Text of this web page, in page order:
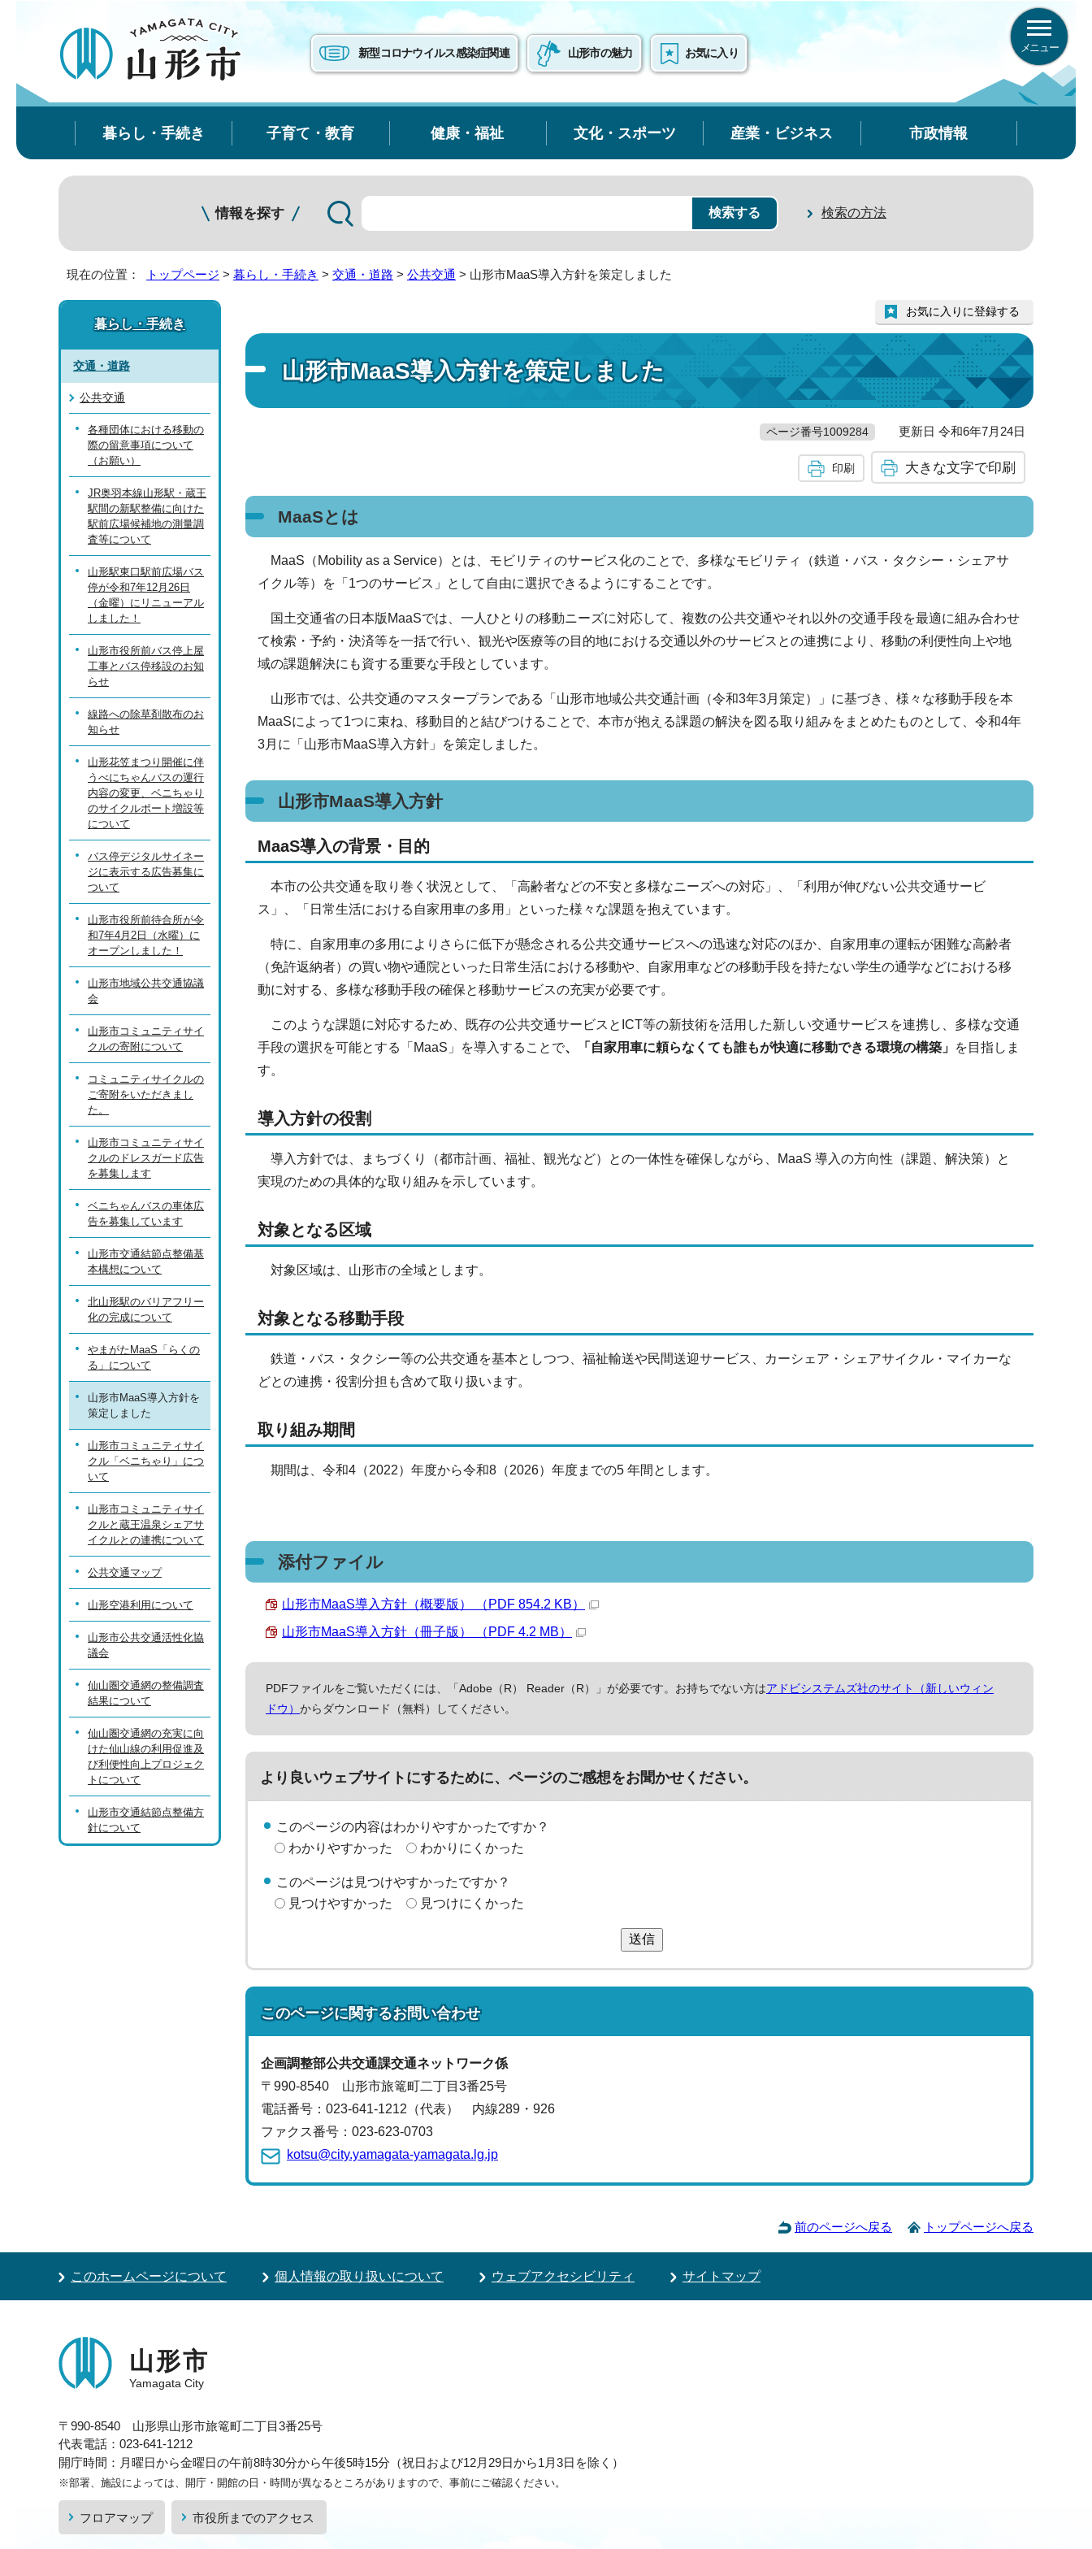
新型コロナウイルス感染症関連 山形市の魅力 お気に入り メニュー
暮らし・手続き 子育て・教育 健康・福祉 文化・スポーツ 産業・ビジネス 市政情報
情報を探す 検索の方法
現在の位置： トップページ > 暮らし・手続き > 交通・道路 > 公共交通 > 山形市MaaS導入方針を策定しました
山形市MaaS導入方針を策定しました
お気に入りに登録する
ページ番号1009284 更新日 令和6年7月24日
印刷 大きな文字で印刷
MaaSとは
MaaS（Mobility as a Service）とは、モビリティのサービス化のことで、多様なモビリティ（鉄道・バス・タクシー・シェアサ
イクル等）を「1つのサービス」として自由に選択できるようにすることです。
国土交通省の日本版MaaSでは、一人ひとりの移動ニーズに対応して、複数の公共交通やそれ以外の交通手段を最適に組み合わせ
て検索・予約・決済等を一括で行い、観光や医療等の目的地における交通以外のサービスとの連携により、移動の利便性向上や地
域の課題解決にも資する重要な手段としています。
山形市では、公共交通のマスタープランである「山形市地域公共交通計画（令和3年3月策定）」に基づき、様々な移動手段を本
MaaSによって1つに束ね、移動目的と結びつけることで、本市が抱える課題の解決を図る取り組みをまとめたものとして、令和4年
3月に「山形市MaaS導入方針」を策定しました。
山形市MaaS導入方針
MaaS導入の背景・目的
本市の公共交通を取り巻く状況として、「高齢者などの不安と多様なニーズへの対応」、「利用が伸びない公共交通サービ
ス」、「日常生活における自家用車の多用」といった様々な課題を抱えています。
特に、自家用車の多用によりさらに低下が懸念される公共交通サービスへの迅速な対応のほか、自家用車の運転が困難な高齢者
（免許返納者）の買い物や通院といった日常生活における移動や、自家用車などの移動手段を持たない学生の通学などにおける移
動に対する、多様な移動手段の確保と移動サービスの充実が必要です。
このような課題に対応するため、既存の公共交通サービスとICT等の新技術を活用した新しい交通サービスを連携し、多様な交通
手段の選択を可能とする「MaaS」を導入することで、「自家用車に頼らなくても誰もが快適に移動できる環境の構築」 を目指しま
す。
導入方針の役割
導入方針では、まちづくり（都市計画、福祉、観光など）との一体性を確保しながら、MaaS 導入の方向性（課題、解決策）と
実現のための具体的な取り組みを示しています。
対象となる区域
対象区域は、山形市の全域とします。
対象となる移動手段
鉄道・バス・タクシー等の公共交通を基本としつつ、福祉輸送や民間送迎サービス、カーシェア・シェアサイクル・マイカーな
どとの連携・役割分担も含めて取り扱います。
取り組み期間
期間は、令和4（2022）年度から令和8（2026）年度までの5 年間とします。
添付ファイル
山形市MaaS導入方針（概要版） （PDF 854.2 KB）
山形市MaaS導入方針（冊子版） （PDF 4.2 MB）
PDFファイルをご覧いただくには、「Adobe（R） Reader（R）」が必要です。お持ちでない方はアドビシステムズ社のサイト（新しいウィン
ドウ） からダウンロード（無料）してください。
より良いウェブサイトにするために、ページのご感想をお聞かせください。
このページの内容はわかりやすかったですか？
わかりやすかった
わかりにくかった
このページは見つけやすかったですか？
見つけやすかった
見つけにくかった
送信
このページに関するお問い合わせ
企画調整部公共交通課交通ネットワーク係
〒990-8540 山形市旅篭町二丁目3番25号
電話番号： 023-641-1212（代表）
内線289・926
ファクス番号：023-623-0703
kotsu@city.yamagata-yamagata.lg.jp
暮らし・手続き
交通・道路
公共交通
各種団体における移動の
際の留意事項について
（お願い）
JR奥羽本線山形駅・蔵王
駅間の新駅整備に向けた
駅前広場候補地の測量調
査等について
山形駅東口駅前広場バス
停が令和7年12月26日
（金曜）にリニューアル
しました！
山形市役所前バス停上屋
工事とバス停移設のお知
らせ
線路への除草剤散布のお
知らせ
山形花笠まつり開催に伴
うべにちゃんバスの運行
内容の変更、ベニちゃり
のサイクルポート増設等
について
バス停デジタルサイネー
ジに表示する広告募集に
ついて
山形市役所前待合所が令
和7年4月2日（水曜）に
オープンしました！
山形市地域公共交通協議
会
山形市コミュニティサイ
クルの寄附について
コミュニティサイクルの
ご寄附をいただきまし
た。
山形市コミュニティサイ
クルのドレスガード広告
を募集します
ベニちゃんバスの車体広
告を募集しています
山形市交通結節点整備基
本構想について
北山形駅のバリアフリー
化の完成について
やまがたMaaS「らくの
る」について
山形市MaaS導入方針を
策定しました
山形市コミュニティサイ
クル「ベニちゃり」につ
いて
山形市コミュニティサイ
クルと蔵王温泉シェアサ
イクルとの連携について
公共交通マップ
山形空港利用について
山形市公共交通活性化協
議会
仙山圏交通網の整備調査
結果について
仙山圏交通網の充実に向
けた仙山線の利用促進及
び利便性向上プロジェク
トについて
山形市交通結節点整備方
針について
前のページへ戻る トップページへ戻る
このホームページについて 個人情報の取り扱いについて ウェブアクセシビリティ サイトマップ
山形市
Yamagata City
〒990-8540 山形県山形市旅篭町二丁目3番25号
代表電話：023-641-1212
開庁時間：月曜日から金曜日の午前8時30分から午後5時15分（祝日および12月29日から1月3日を除く）
※部署、施設によっては、開庁・開館の日・時間が異なるところがありますので、事前にご確認ください。
フロアマップ 市役所までのアクセス